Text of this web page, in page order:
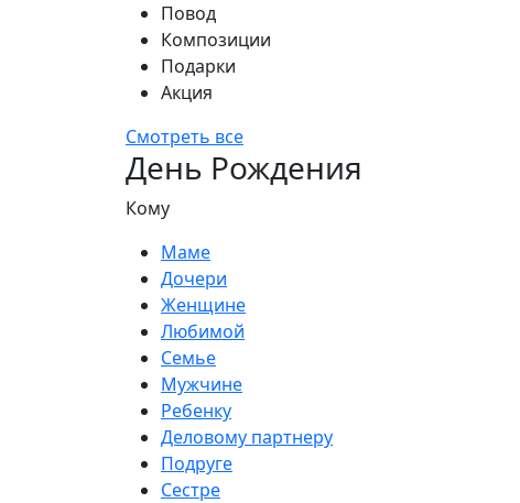
Повод
Композиции
Подарки
Акция
Смотреть все
День Рождения
Кому
Маме
Дочери
Женщине
Любимой
Семье
Мужчине
Ребенку
Деловому партнеру
Подруге
Сестре